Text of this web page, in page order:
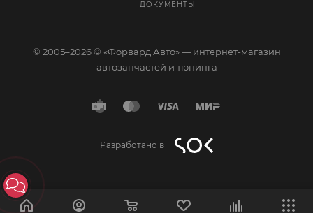
ДОКУМЕНТЫ
© 2005–2026 © «Форвард Авто» — интернет-магазин
автозапчастей и тюнинга
Разработано в